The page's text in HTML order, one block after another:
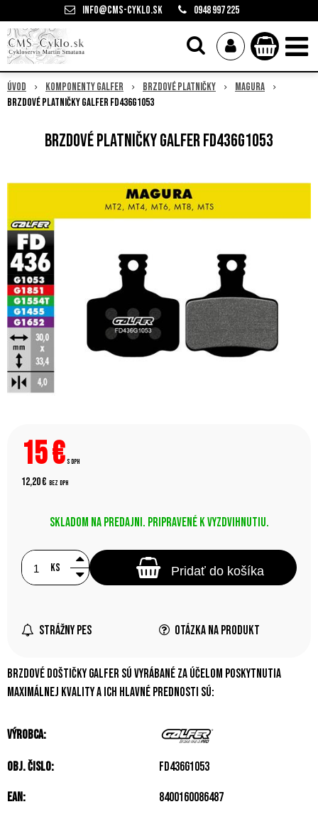
info@cms-cyklo.sk 0948 997 225
Úvod Komponenty Galfer Brzdové platničky
Magura
Brzdové platničky Galfer FD436G1053
Brzdové platničky Galfer FD436G1053
15€ s DPH
12,20 € bez DPH
Skladom na predajni. Pripravené k vyzdvihnutiu.
ks Pridať do košíka
Strážny pes Otázka na produkt
Brzdové doštičky Galfer sú vyrábané za účelom poskytnutia
maximálnej kvality a ich hlavné prednosti sú:
Výrobca:
Obj. čislo: FD436G1053
EAN: 8400160086487